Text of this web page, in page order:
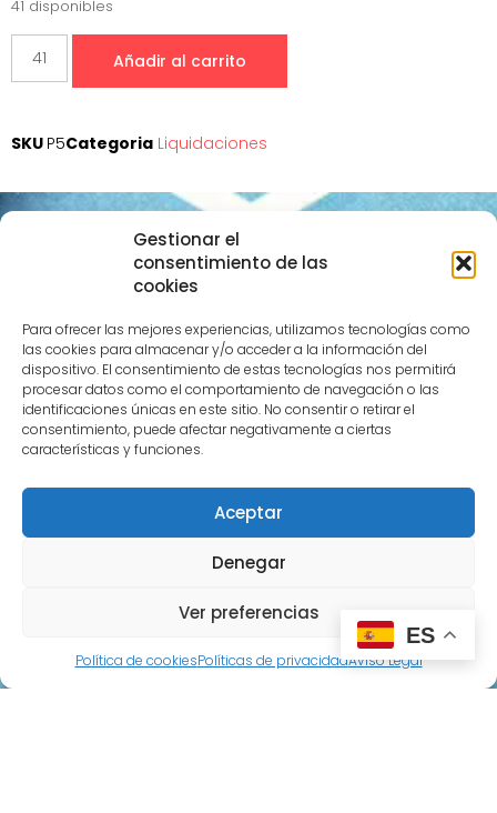
Gestionar el
consentimiento de las
cookies
Para ofrecer las mejores experiencias, utilizamos tecnologías como
las cookies para almacenar y/o acceder a la información del
dispositivo. El consentimiento de estas tecnologías nos permitirá
procesar datos como el comportamiento de navegación o las
identificaciones únicas en este sitio. No consentir o retirar el
consentimiento, puede afectar negativamente a ciertas
características y funciones.
Aceptar
Denegar
Ver preferencias
Política de cookiesPolíticas de privacidadAviso Legal
41 disponibles
Añadir al carrito
SKU P5Categoria Liquidaciones
Paginas legales
Políticas de privacidad
Políticas de reembolso
Políticas de cookies
Datos de contacto
C/Primera 8, Castillejo de Salvatierra
alfpen5@gmail.com
ES